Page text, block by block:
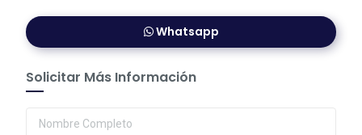
Whatsapp
Solicitar Más Información